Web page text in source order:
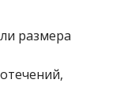
размера